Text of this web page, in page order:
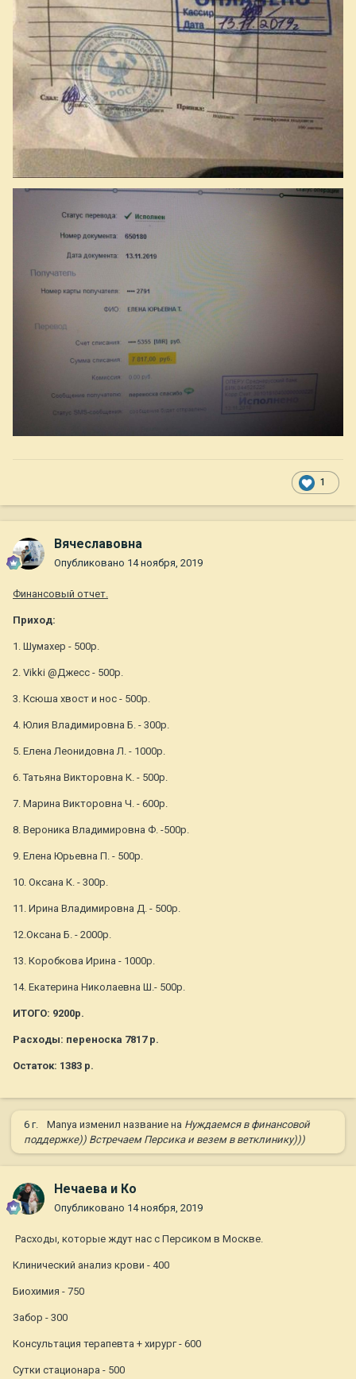
1
Вячеславовна
Опубликовано 14 ноября, 2019
Финансовый отчет.
Приход:
1. Шумахер - 500р.
2. Vikki @Джесс - 500р.
3. Ксюша хвост и нос - 500р.
4. Юлия Владимировна Б. - 300р.
5. Елена Леонидовна Л. - 1000р.
6. Татьяна Викторовна К. - 500р.
7. Марина Викторовна Ч. - 600р.
8. Вероника Владимировна Ф. -500р.
9. Елена Юрьевна П. - 500р.
10. Оксана К. - 300р.
11. Ирина Владимировна Д. - 500р.
12.Оксана Б. - 2000р.
13. Коробкова Ирина - 1000р.
14. Екатерина Николаевна Ш.- 500р.
ИТОГО: 9200р.
Расходы: переноска 7817 р.
Остаток: 1383 р.
6 г. Manya изменил название на Нуждаемся в финансовой
поддержке)) Встречаем Персика и везем в ветклинику)))
Нечаева и Ко
Опубликовано 14 ноября, 2019
Расходы, которые ждут нас с Персиком в Москве.
Клинический анализ крови - 400
Биохимия - 750
Забор - 300
Консультация терапевта + хирург - 600
Сутки стационара - 500